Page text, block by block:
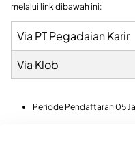
melalui link dibawah ini:
Via PT Pegadaian Karir
Via Klob
Periode Pendaftaran 05